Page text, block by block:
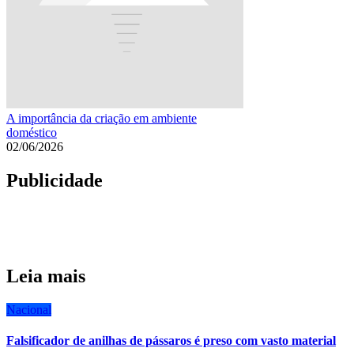
A importância da criação em ambiente
doméstico
02/06/2026
Publicidade
Leia mais
Nacional
Falsificador de anilhas de pássaros é preso com vasto material